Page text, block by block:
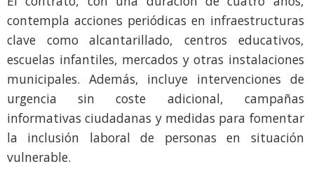
contempla acciones periódicas en infraestructuras
clave como alcantarillado, centros educativos,
escuelas infantiles, mercados y otras instalaciones
municipales. Además, incluye intervenciones de
urgencia sin coste adicional, campañas
informativas ciudadanas y medidas para fomentar
la inclusión laboral de personas en situación
vulnerable.